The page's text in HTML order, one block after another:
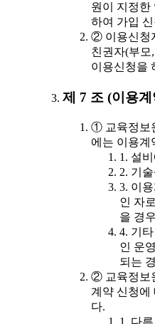
원이 지정한
하여 가입
② 이용신청
친권자(부모
이용신청을
제 7 조 (이용
① 교육정보
에는 이용계
1. 설
2. 기
3. 이
인 자
을 경우
4. 기
인 운
되는
② 교육정보
계약 신청에
다.
1. 다